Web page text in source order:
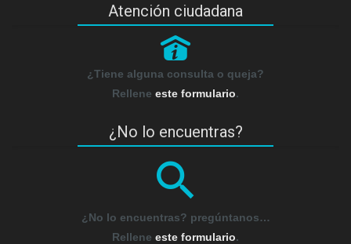
Atención ciudadana
P
¿Tiene alguna consulta o queja?
Rellene este formulario.
¿No lo encuentras?
¿No lo encuentras? pregúntanos…
Rellene este formulario.